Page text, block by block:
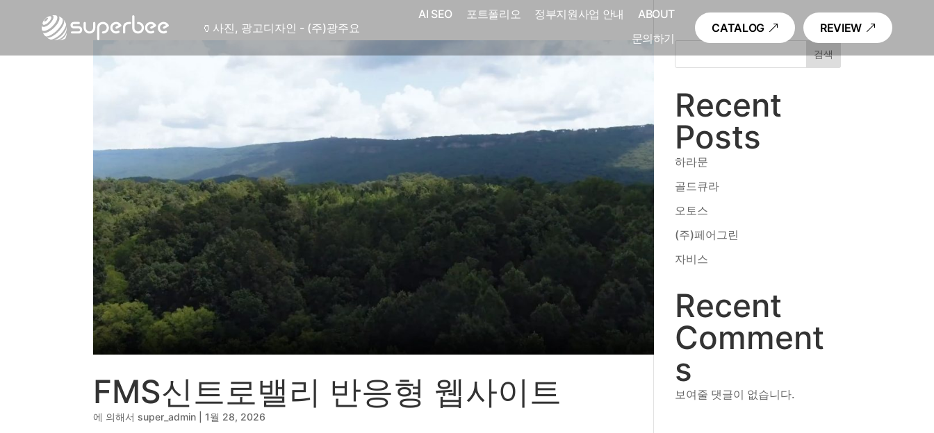
🏺 사진, 광고디자인 - (주)광주요
웹사이트 - (주)세스코
💾제품디자인 - 삼성전자㈜
동영상, 홈페이지 - (주)분독
⚕️사진, 광고디자인 - 중외제약
패키지, 디자인 - 고려은단
🪑동영상 - (주)듀오백
🍕동영상 - ㈜고피자
☕
동영상 - 모모스커피㈜
🏢동영상 - 삼양홀딩스
🍫동영상 - 킷캣
🍶사진, 광고디자인 - (주)화요
🏺 사진, 광고디자인 - (주)광주요
🛡️웹사이트 - (주)세스코
💾제품디자인 - 삼성전자㈜
🔹
동영상, CI - 카피어랜드㈜
동영상, 홈페이지 - (주)분독
🍕동영상, 카탈로그 - 피자마루
⚕️사진, 광고디자인 - 중외제약
⚪패키지, 디자인 - 고려은단
🪑동영상 - (주)듀오백
AI SEO 포트폴리오 정부지원사업 안내
ABOUT
문의하기
CATALOG REVIEW
FMS신트로밸리 반응형 웹사이트
에 의해서super_admin |1월 28, 2026
검색
Recent
Posts
하라문
골드큐라
오토스
(주)페어그린
자비스
Recent
Comment
s
보여줄 댓글이 없습니다.